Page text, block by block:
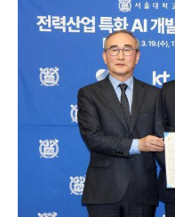
o
k
r